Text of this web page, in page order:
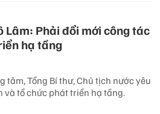
Lâm: Phải đổi mới công tác
hạ tầng
Tổng Bí thư, Chủ tịch nước yêu
và tổ chức phát triển hạ tầng.